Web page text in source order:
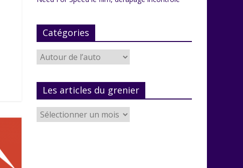
Catégories
Catégories
Les articles du grenier
Les
articles